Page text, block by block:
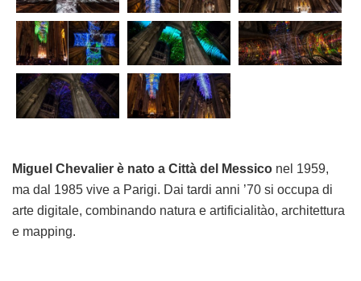
Miguel Chevalier è nato a Città del Messico nel 1959,
ma dal 1985 vive a Parigi. Dai tardi anni ’70 si occupa di
arte digitale, combinando natura e artificialitào, architettura
e mapping.